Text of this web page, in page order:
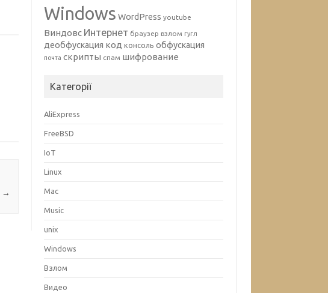
→
Windows WordPress youtube
Виндовс Интернет браузер взлом гугл
деобфускация код консоль обфускация
почта скрипты спам шифрование
Категорії
AliExpress
FreeBSD
IoT
Linux
Mac
Music
unix
Windows
Взлом
Видео